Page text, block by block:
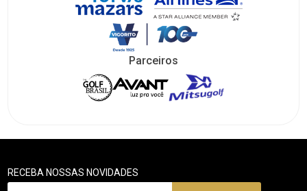
Parceiros
RECEBA NOSSAS NOVIDADES